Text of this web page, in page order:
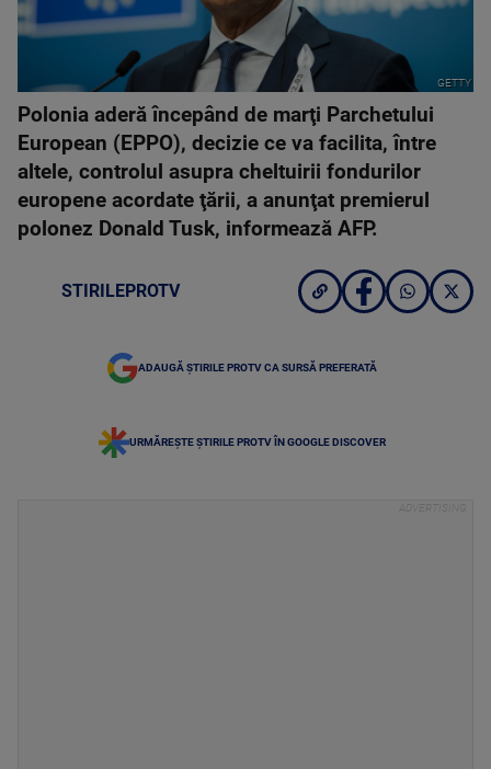
GETTY
Polonia aderă începând de marţi Parchetului
European (EPPO), decizie ce va facilita, între
altele, controlul asupra cheltuirii fondurilor
europene acordate ţării, a anunţat premierul
polonez Donald Tusk, informează AFP.
STIRILEPROTV
ADAUGĂ ȘTIRILE PROTV CA SURSĂ PREFERATĂ
URMĂREȘTE ȘTIRILE PROTV ÎN GOOGLE DISCOVER